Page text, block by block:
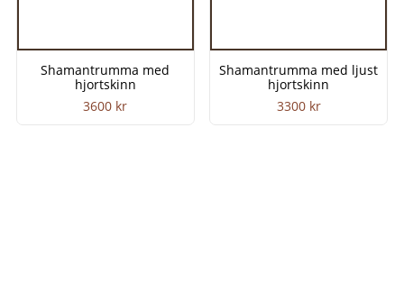
Shamantrumma med
hjortskinn
3600 kr
Shamantrumma med ljust
hjortskinn
3300 kr